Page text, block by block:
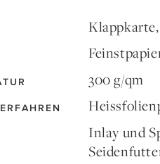
300 g/qm
Inlay und